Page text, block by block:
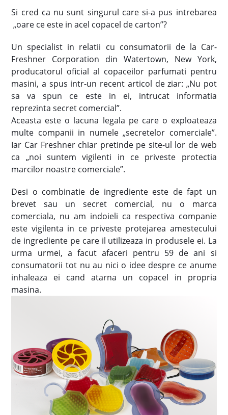
Si cred ca nu sunt singurul care si-a pus intrebarea
„oare ce este in acel copacel de carton”?
Un specialist in relatii cu consumatorii de la Car-
Freshner Corporation din Watertown, New York,
producatorul oficial al copaceilor parfumati pentru
masini, a spus intr-un recent articol de ziar: „Nu pot
sa va spun ce este in ei, intrucat informatia
reprezinta secret comercial”.
Aceasta este o lacuna legala pe care o exploateaza
multe companii in numele „secretelor comerciale”.
Iar Car Freshner chiar pretinde pe site-ul lor de web
ca „noi suntem vigilenti in ce priveste protectia
marcilor noastre comerciale”.
Desi o combinatie de ingrediente este de fapt un
brevet sau un secret comercial, nu o marca
comerciala, nu am indoieli ca respectiva companie
este vigilenta in ce priveste protejarea amestecului
de ingrediente pe care il utilizeaza in produsele ei. La
urma urmei, a facut afaceri pentru 59 de ani si
consumatorii tot nu au nici o idee despre ce anume
inhaleaza ei cand atarna un copacel in propria
masina.